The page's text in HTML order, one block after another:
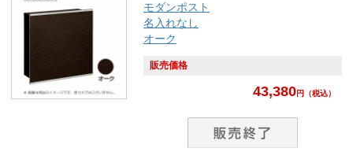
モダンポスト
名入れなし
オーク
販売価格
43,380円 （税込）